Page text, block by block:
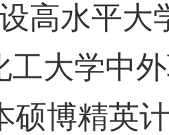
高水平大
工大学中
硕博精英